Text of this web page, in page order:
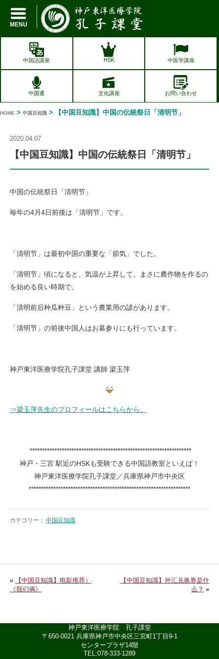
MENU
中国語講座 HSK 中医学講座
中国通 文化講座 お問い合わせ
HOME > 中国豆知識 > 【中国豆知識】中国の伝統祭日「清明节」
2020.04.07
【中国豆知識】中国の伝統祭日「清明节」
中国の伝統祭日「清明节」
毎年の4月4日前後は「清明节」です。
「清明节」は最初中国の重要な「節気」でした。
「清明节」頃になると、気温が上昇して、まさに農作物を作るの
を始める良い時期で、
「清明前后种瓜种豆」という農業用の諺があります。
「清明节」の前後中国人はお墓参りにも行っています。
神戸東洋医療学院孔子課堂 講師 梁玉萍
⇒梁玉萍先生のプロフィールはこちらから。
******************************************************************
神戸・三宮 駅近のHSKも受験できる中国語教室といえば！
神戸東洋医療学院孔子課堂／兵庫県神戸市中央区
******************************************************************
カテゴリー： 中国豆知識
«
【中国豆知識】电影推荐）
《我们俩》
【中国豆知識】外汇兑换券是什
么？ »
神戸東洋医療学院 孔子課堂
〒650-0021 兵庫県神戸市中央区三宮町1丁目9-1
センタープラザ14階
TEL:078-333-1289